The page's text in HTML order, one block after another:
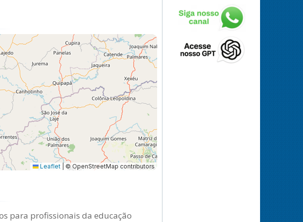
Leaflet © OpenStreetMap contributors
para profissionais da educação